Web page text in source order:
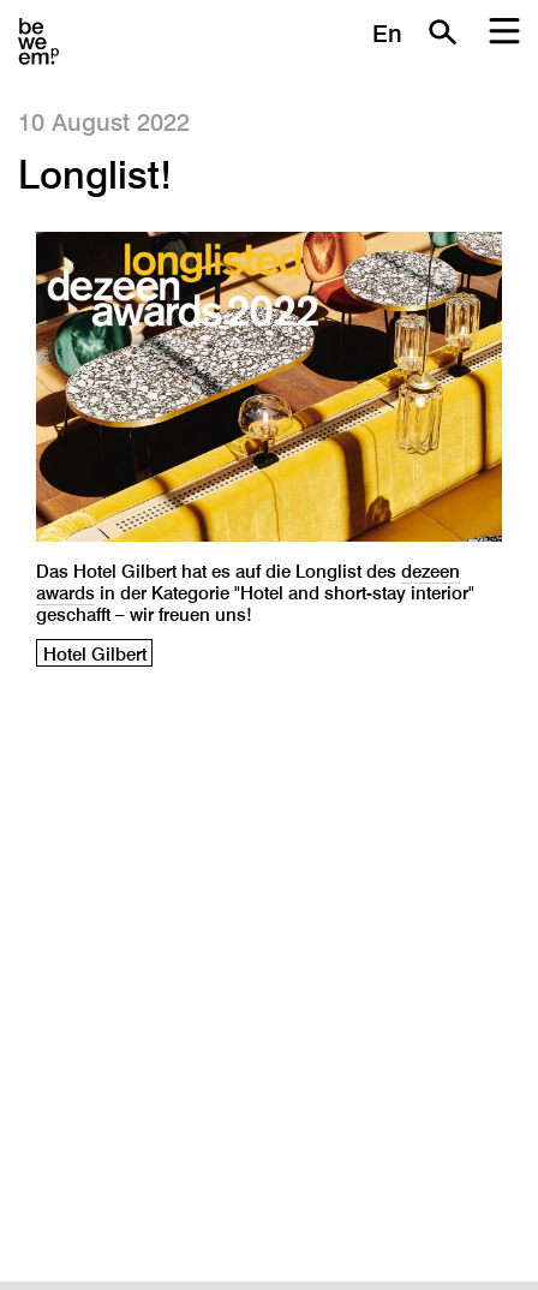
En
10 August 2022
Longlist!
Das Hotel Gilbert hat es auf die Longlist des dezeen
awards in der Kategorie "Hotel and short-stay interior"
geschafft – wir freuen uns!
Hotel Gilbert